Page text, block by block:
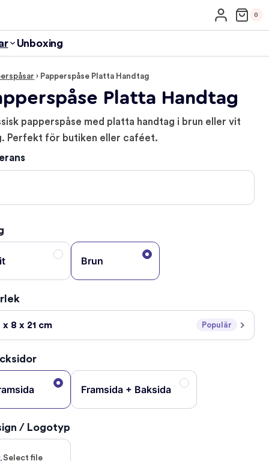
0
Unboxing
› Papperspåse Platta Handtag
Platta Handtag
papperspåse med platta handtag i brun eller vit
Perfekt för butiken eller caféet.
Brun
x 8 x 21 cm Populär
Framsida + Baksida
/ Logotyp
Select file